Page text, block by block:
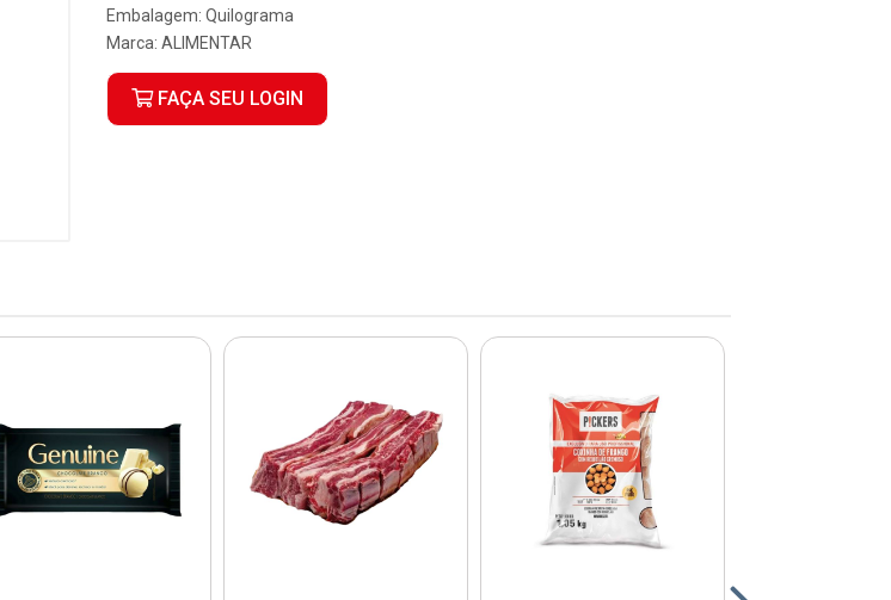
Embalagem: Quilograma
Marca: ALIMENTAR
FAÇA SEU LOGIN